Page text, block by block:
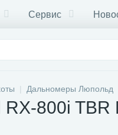
Сервис
Дальномеры Люпольд
800i TBR